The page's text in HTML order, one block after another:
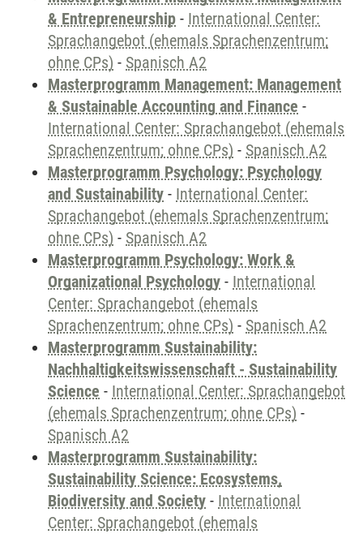
& Entrepreneurship - International Center:
Sprachangebot (ehemals Sprachenzentrum;
ohne CPs) - Spanisch A2
Masterprogramm Management: Management
& Sustainable Accounting and Finance -
International Center: Sprachangebot (ehemals
Sprachenzentrum; ohne CPs) - Spanisch A2
Masterprogramm Psychology: Psychology
and Sustainability - International Center:
Sprachangebot (ehemals Sprachenzentrum;
ohne CPs) - Spanisch A2
Masterprogramm Psychology: Work &
Organizational Psychology - International
Center: Sprachangebot (ehemals
Sprachenzentrum; ohne CPs) - Spanisch A2
Masterprogramm Sustainability:
Nachhaltigkeitswissenschaft - Sustainability
Science - International Center: Sprachangebot
(ehemals Sprachenzentrum; ohne CPs) -
Spanisch A2
Masterprogramm Sustainability:
Sustainability Science: Ecosystems,
Biodiversity and Society - International
Center: Sprachangebot (ehemals